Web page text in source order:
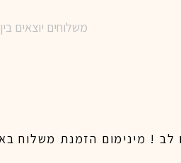
משלוחים יוצאים בין 10-17 בימים א-ו | אין משלוחים בשבתות וחגים | ניתן לבצע הזמנה לאותו היום עד שעה 14:00